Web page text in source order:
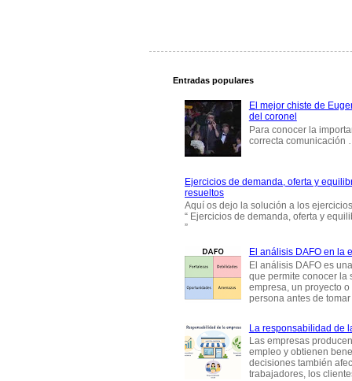
Entradas populares
El mejor chiste de
del coronel
Para conocer la
correcta
Ejercicios de demanda, oferta y
resueltos
Aquí os dejo la solución a los
“ Ejercicios de demanda, oferta y
”
El análisis DAFO en la
El análisis DAFO es
que permite conocer la
empresa, un proyecto
persona antes de
La responsabilidad de
Las empresas
empleo y obtienen
decisiones también
trabajadores, los